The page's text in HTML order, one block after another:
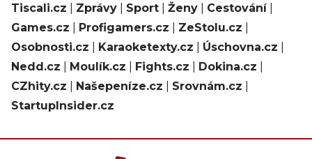
Tiscali.cz Zprávy Sport Ženy Cestování|
Games.cz
Profigamers.cz ZeStolu.cz
Osobnosti.cz
Karaoketexty.cz Úschovna.cz
Nedd.cz
Moulík.cz Fights.cz Dokina.cz
CZhity.cz
Našepeníze.cz Srovnám.cz
StartupInsider.cz